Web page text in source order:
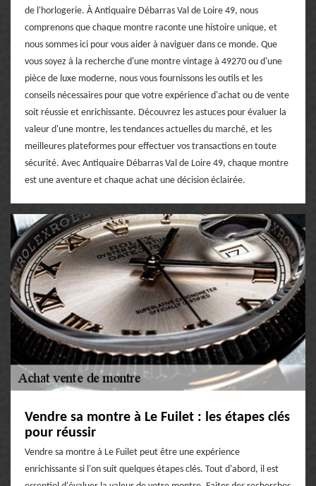
de l'horlogerie. À Antiquaire Débarras Val de Loire 49, nous
comprenons que chaque montre raconte une histoire unique, et
nous sommes ici pour vous aider à naviguer dans ce monde. Que
vous soyez à la recherche d'une montre vintage à 49270 ou d'une
pièce de luxe moderne, nous vous fournissons les outils et les
conseils nécessaires pour que votre expérience d'achat ou de vente
soit réussie et enrichissante. Découvrez les astuces pour évaluer la
valeur d'une montre, les tendances actuelles du marché, et les
meilleures plateformes pour effectuer vos transactions en toute
sécurité. Avec Antiquaire Débarras Val de Loire 49, chaque montre
est une aventure et chaque achat une décision éclairée.
Vendre sa montre à Le Fuilet : les étapes clés
pour réussir
Vendre sa montre à Le Fuilet peut être une expérience
enrichissante si l'on suit quelques étapes clés. Tout d'abord, il est